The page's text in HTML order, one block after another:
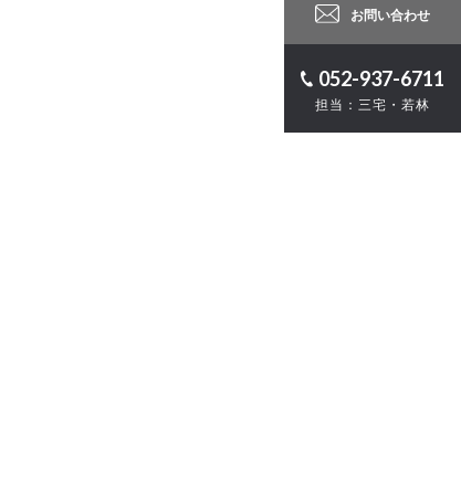
お問い合わせ
052-937-6711
担当：三宅・若林